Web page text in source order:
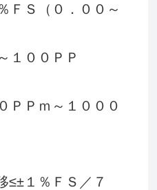
（０．００～
；
１００ＰＰ
Ｐｍ～１０００
％
１％ＦＳ／７